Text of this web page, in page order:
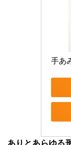
手あ
ありとあらゆる